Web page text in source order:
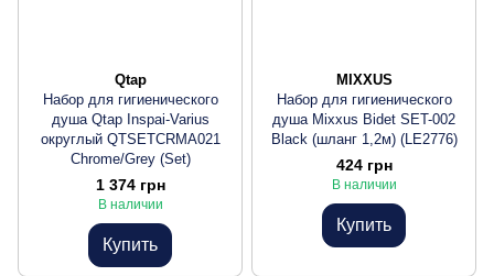
Qtap
Набор для гигиенического
душа Qtap Inspai-Varius
округлый QTSETCRMA021
Chrome/Grey (Set)
1 374 грн
В наличии
Купить
MIXXUS
Набор для гигиенического
душа Mixxus Bidet SET-002
Black (шланг 1,2м) (LE2776)
424 грн
В наличии
Купить